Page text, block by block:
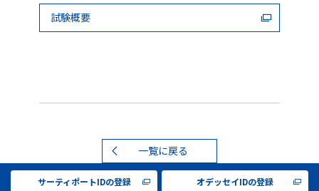
試験概要
一覧に戻る
サーティポートIDの登録 オデッセイIDの登録